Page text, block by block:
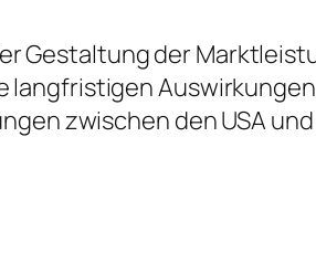
Gestaltung der
zwischen den USA